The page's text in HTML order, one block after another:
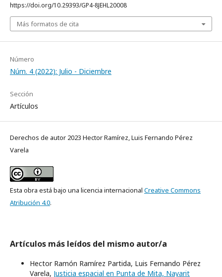
https://doi.org/10.29393/GP4-8JEHL20008
Más formatos de cita
Número
Núm. 4 (2022): Julio - Diciembre
Sección
Artículos
Derechos de autor 2023 Hector Ramírez, Luis Fernando Pérez
Varela
Esta obra está bajo una licencia internacional Creative Commons
Atribución 4.0.
Artículos más leídos del mismo autor/a
Hector Ramón Ramírez Partida, Luis Fernando Pérez
Varela, Justicia espacial en Punta de Mita, Nayarit